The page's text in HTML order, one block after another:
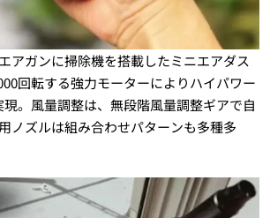
エアガンに掃除機を搭載したミニエアダス
回転する強力モーターによりハイパワー
。風量調整は、無段階風量調整ギアで自
ノズルは組み合わせパターンも多種多